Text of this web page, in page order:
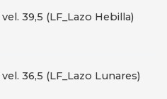
39,5 (LF_Lazo Hebilla)
36,5 (LF_Lazo Lunares)